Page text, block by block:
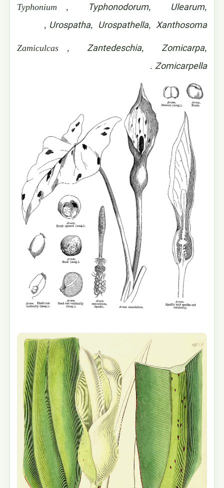
Typhonium , Typhonodorum, Ulearum,
Urospatha, Urospathella, Xanthosoma
,
Zamiculcas , Zantedeschia, Zomicarpa,
Zomicarpella
.